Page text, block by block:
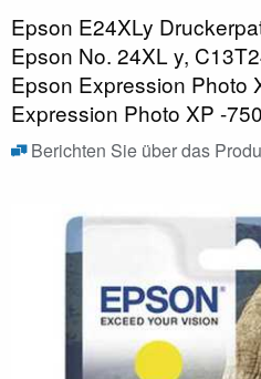
Epson E24XLy
Epson No. 24XL y,
Epson Expression Photo
Expression Photo XP -750
Berichten Sie über das